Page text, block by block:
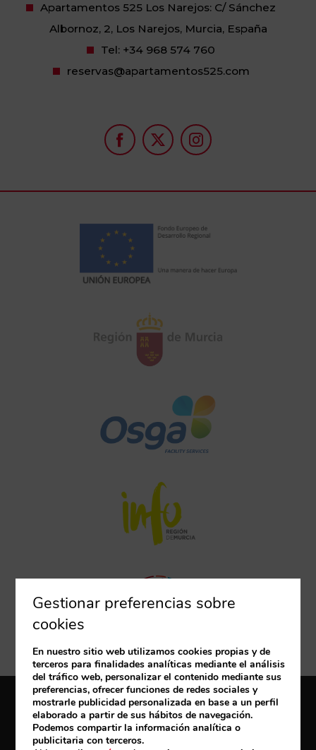
Apartamentos 525 Los Narejos: C/ Sánchez
Albornoz, 2, Los Narejos, Murcia, España
Tel: +34 968 574 760
reservas@apartamentos525.com
Mi reserva
Gestionar preferencias sobre
cookies
En nuestro sitio web utilizamos cookies propias y de
terceros para finalidades analíticas mediante el análisis
del tráfico web, personalizar el contenido mediante sus
preferencias, ofrecer funciones de redes sociales y
mostrarle publicidad personalizada en base a un perfil
elaborado a partir de sus hábitos de navegación.
Podemos compartir la información analítica o
publicitaria con terceros.